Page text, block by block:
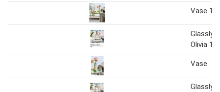
Vase 1
Olivia 1
Vase